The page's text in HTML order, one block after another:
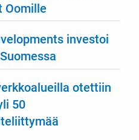
Oomille
investoi
otettiin
50